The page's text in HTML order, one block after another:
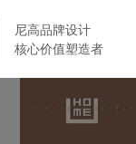
尼高品牌设计
核心价值塑造者
尼高品牌设计
核心价值塑造者